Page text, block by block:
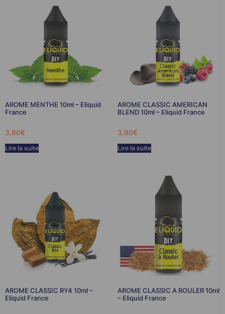
AROME MENTHE 10ml – Eliquid
France
3,90€
Lire la suite
AROME CLASSIC AMERICAN
BLEND 10ml – Eliquid France
3,90€
Lire la suite
AROME CLASSIC RY4 10ml –
Eliquid France
AROME CLASSIC A ROULER 10ml
– Eliquid France